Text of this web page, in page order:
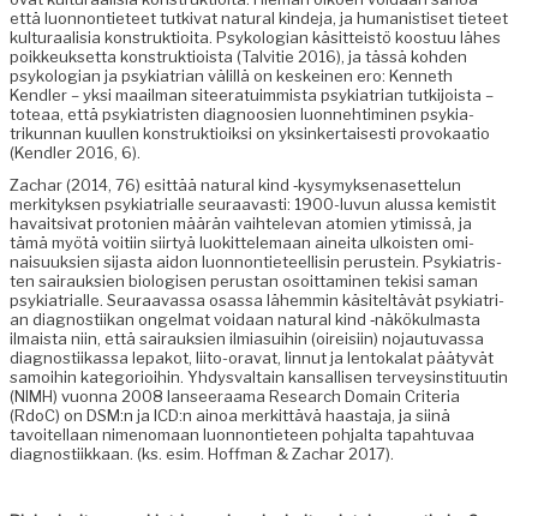
että luon­non­ti­eteet tutki­vat nat­ur­al kinde­ja, ja human­is­tiset tieteet
kul­tur­aal­isia kon­struk­tioi­ta. Psykolo­gian käsit­teistö koos­t­uu läh­es
poikkeuk­set­ta kon­struk­tioista (Talvi­tie 2016), ja tässä kohden
psykolo­gian ja psyki­a­tri­an välil­lä on keskeinen ero: Ken­neth
Kendler – yksi maail­man siteer­a­tu­im­mista psyki­a­tri­an tutk­i­joista –
toteaa, että psyki­a­tris­ten diag­noosien luon­nehtimi­nen psyki­a­
trikun­nan kuullen kon­struk­tioik­si on yksinker­tais­es­ti pro­vokaa­tio
(Kendler 2016, 6).
Zachar (2014, 76) esit­tää nat­ur­al kind ‑kysymyk­se­naset­telun
merk­i­tyk­sen psyki­a­tri­alle seu­raavasti: 1900-luvun alus­sa kemistit
havait­si­vat pro­tonien määrän vai­htel­e­van atom­ien ytimis­sä, ja
tämä myötä voiti­in siir­tyä luokit­tele­maan ainei­ta ulkois­t­en omi­
naisuuk­sien sijas­ta aidon luon­non­ti­eteel­lisin perustein. Psyki­a­tris­
ten sairauk­sien biol­o­gisen perus­tan osoit­ta­mi­nen tek­isi saman
psyki­a­tri­alle. Seu­raavas­sa osas­sa lähem­min käsiteltävät psyki­a­tri­
an diag­nos­ti­ikan ongel­mat voidaan nat­ur­al kind ‑näkökul­mas­ta
ilmaista niin, että sairauk­sien ilmi­a­sui­hin (oireisi­in) nojau­tu­vas­sa
diag­nos­ti­ikas­sa lep­akot, liito-ora­vat, lin­nut ja lentokalat pää­tyvät
samoi­hin kat­e­go­ri­oi­hin. Yhdys­val­tain kansal­lisen ter­veysin­sti­tuutin
(NIMH) vuon­na 2008 lanseer­aa­ma Research Domain Cri­te­ria
(RdoC) on DSM:n ja ICD:n ain­oa merkit­tävä haas­ta­ja, ja siinä
tavoitel­laan nimeno­maan luon­non­ti­eteen poh­jal­ta tapah­tu­vaa
diag­nos­ti­ikkaan. (ks. esim. Hoff­man & Zachar 2017).